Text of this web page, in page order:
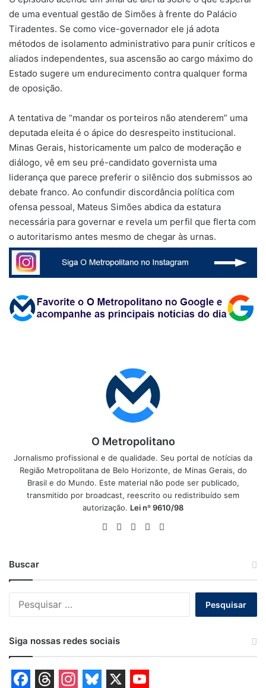
de uma eventual gestão de Simões à frente do Palácio
Tiradentes. Se como vice-governador ele já adota
métodos de isolamento administrativo para punir críticos e
aliados independentes, sua ascensão ao cargo máximo do
Estado sugere um endurecimento contra qualquer forma
de oposição.
A tentativa de “mandar os porteiros não atenderem” uma
deputada eleita é o ápice do desrespeito institucional.
Minas Gerais, historicamente um palco de moderação e
diálogo, vê em seu pré-candidato governista uma
liderança que parece preferir o silêncio dos submissos ao
debate franco. Ao confundir discordância política com
ofensa pessoal, Mateus Simões abdica da estatura
necessária para governar e revela um perfil que flerta com
o autoritarismo antes mesmo de chegar às urnas.
O Metropolitano
Jornalismo profissional e de qualidade. Seu portal de notícias da
Região Metropolitana de Belo Horizonte, de Minas Gerais, do
Brasil e do Mundo. Este material não pode ser publicado,
transmitido por broadcast, reescrito ou redistribuído sem
autorização. Lei nº 9610/98
WebsiteFacebook
X YouTube
Buscar
Siga nossas redes sociais